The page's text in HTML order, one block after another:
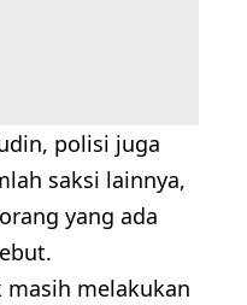
polisi juga
saksi lainnya,
yang ada
masih melakukan